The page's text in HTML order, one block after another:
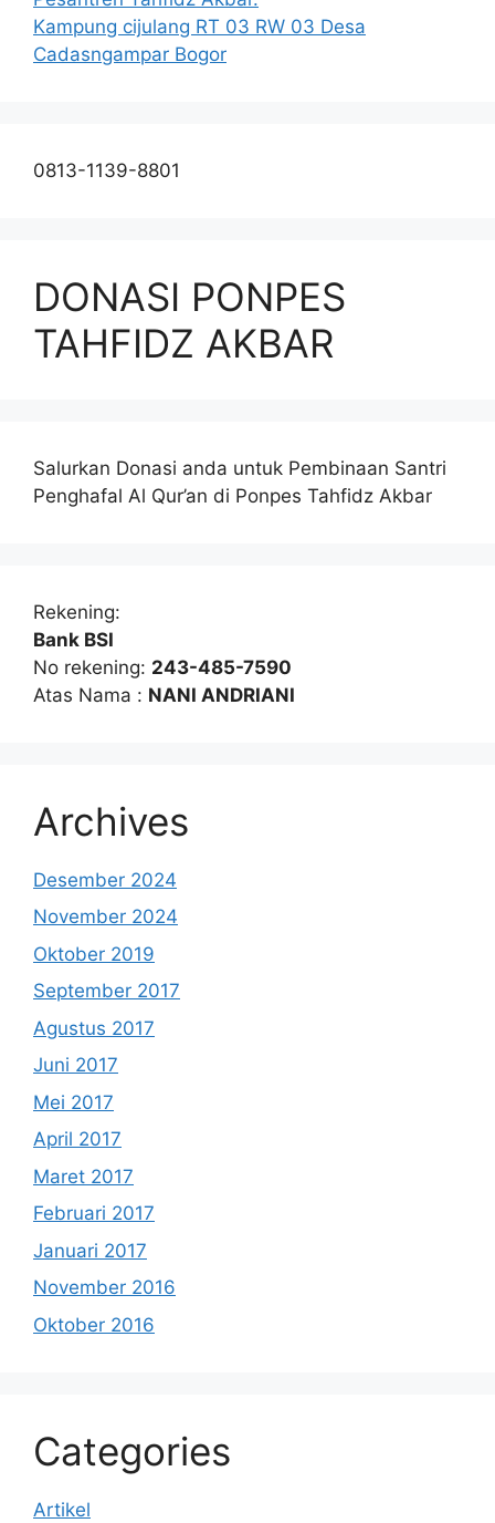
Kampung cijulang RT 03 RW 03 Desa
Cadasngampar Bogor
0813-1139-8801
DONASI PONPES
TAHFIDZ AKBAR
Salurkan Donasi anda untuk Pembinaan Santri
Penghafal Al Qur’an di Ponpes Tahfidz Akbar
Rekening:
Bank BSI
No rekening: 243-485-7590
Atas Nama : NANI ANDRIANI
Archives
Desember 2024
November 2024
Oktober 2019
September 2017
Agustus 2017
Juni 2017
Mei 2017
April 2017
Maret 2017
Februari 2017
Januari 2017
November 2016
Oktober 2016
Categories
Artikel